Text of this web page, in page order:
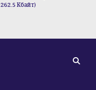
Кбайт)